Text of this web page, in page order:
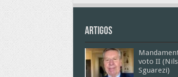
Artigos
voto II
Sguarezi)